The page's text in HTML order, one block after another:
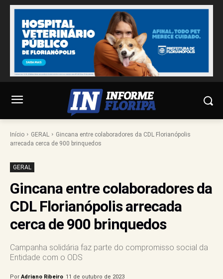
Início GERAL
Gincana entre colaboradores da CDL Florianópolis
arrecada cerca de 900 brinquedos
GERAL
Gincana entre colaboradores da
CDL Florianópolis arrecada
cerca de 900 brinquedos
Campanha solidária faz parte do compromisso social da
Entidade com o ODS
Por Adriano Ribeiro 11 de outubro de 2023